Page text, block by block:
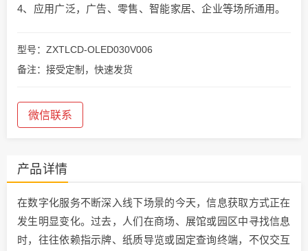
4、应用广泛，广告、零售、智能家居、企业等场所通用。
型号：ZXTLCD-OLED030V006
备注：接受定制，快速发货
微信联系
产品详情
在数字化服务不断深入线下场景的今天，信息获取方式正在
发生明显变化。过去，人们在商场、展馆或园区中寻找信息
时，往往依赖指示牌、纸质导览或固定查询终端，不仅交互